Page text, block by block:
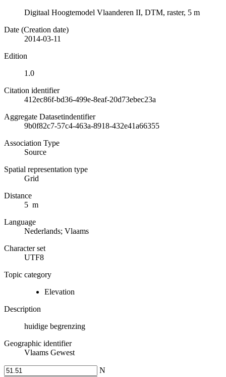
Digitaal Hoogtemodel Vlaanderen II, DTM, raster, 5 m
Date (Creation date)
2014-03-11
Edition
1.0
Citation identifier
412ec86f-bd36-499e-8eaf-20d73ebec23a
Aggregate Datasetindentifier
9b0f82c7-57c4-463a-8918-432e41a66355
Association Type
Source
Spatial representation type
Grid
Distance
5 m
Language
Nederlands; Vlaams
Character set
UTF8
Topic category
Elevation
Description
huidige begrenzing
Geographic identifier
Vlaams Gewest
N